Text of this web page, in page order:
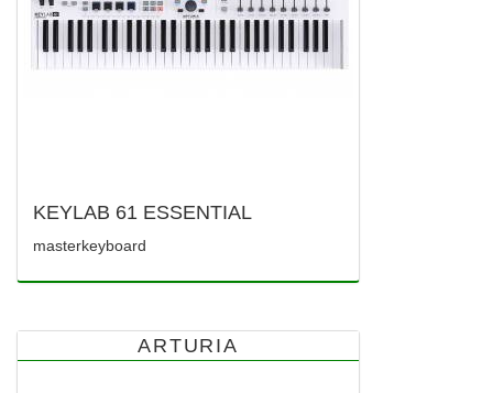
KEYLAB 61 ESSENTIAL
masterkeyboard
ARTURIA